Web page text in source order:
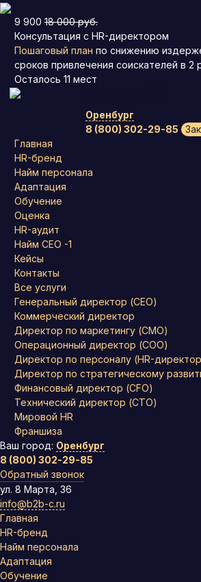
9 900 18 000 руб.
Консультация с HR-директором
Пошаговый план по снижению
сроков привлечения соискателей в 2
Осталось 11 мест
Оренбург
8 (800) 302-29-85
Главная
HR-бренд
Найм персонала
Адаптация
Обучение
Оценка
HR-аудит
Найм СЕО -1
Кейсы
Контакты
Все услуги
Генеральный директор (CEO)
Коммерческий директор
Директор по маркетингу (CMO)
Операционный директор (COO)
Директор по персоналу (HR-
Директор по стратегическому
Финансовый директор (CFO)
Технический директор (CTO)
Мировой HR
Франшиза
Ваш город: Оренбург
8 (800) 302-29-85
Обратный звонок
ул. 8 Марта, 36
info@b2b-c.ru
Главная
HR-бренд
Найм персонала
Адаптация
Обучение